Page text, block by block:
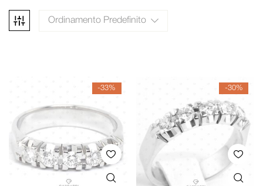
Ordinamento Predefinito
-33% -30%